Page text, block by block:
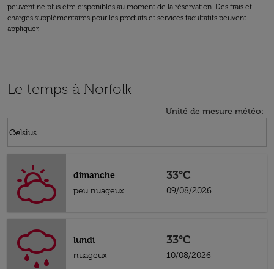
peuvent ne plus être disponibles au moment de la réservation. Des frais et
charges supplémentaires pour les produits et services facultatifs peuvent
appliquer.
Le temps à Norfolk
Unité de mesure météo:
Celsius
keyboard_arrow_down
dimanche
peu nuageux
33°C
09/08/2026
lundi
nuageux
33°C
10/08/2026